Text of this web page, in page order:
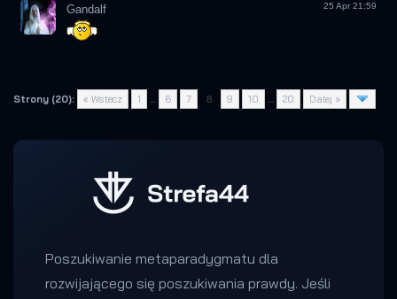
Gandalf 25 Apr 21:59
Strony (20): « Wstecz 1 … 6 7 8 9 10 … 20 Dalej »
Poszukiwanie metaparadygmatu dla
rozwijającego się poszukiwania prawdy. Jeśli